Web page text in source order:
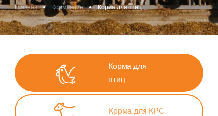
Главная Кормление Корма для птиц
Корма для
птиц
Корма для КРС